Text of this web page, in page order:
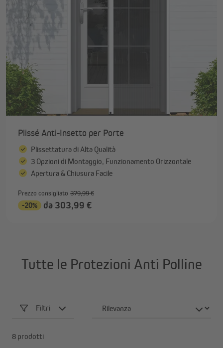
Plissé Anti-Insetto per Porte
Plissettatura di Alta Qualità
3 Opzioni di Montaggio, Funzionamento Orizzontale
Apertura & Chiusura Facile
Prezzo consigliato 379,99 €
-20% da 303,99 €
Tutte le Protezioni Anti Polline
Filtri
8 prodotti